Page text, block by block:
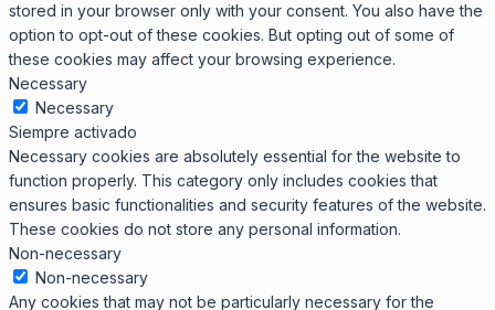
stored in your browser only with your consent. You also have the
option to opt-out of these cookies. But opting out of some of
these cookies may affect your browsing experience.
Necessary
Necessary
Siempre activado
Necessary cookies are absolutely essential for the website to
function properly. This category only includes cookies that
ensures basic functionalities and security features of the website.
These cookies do not store any personal information.
Non-necessary
Non-necessary
Any cookies that may not be particularly necessary for the